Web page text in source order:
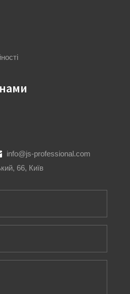
info@js-professional.com
66, Київ